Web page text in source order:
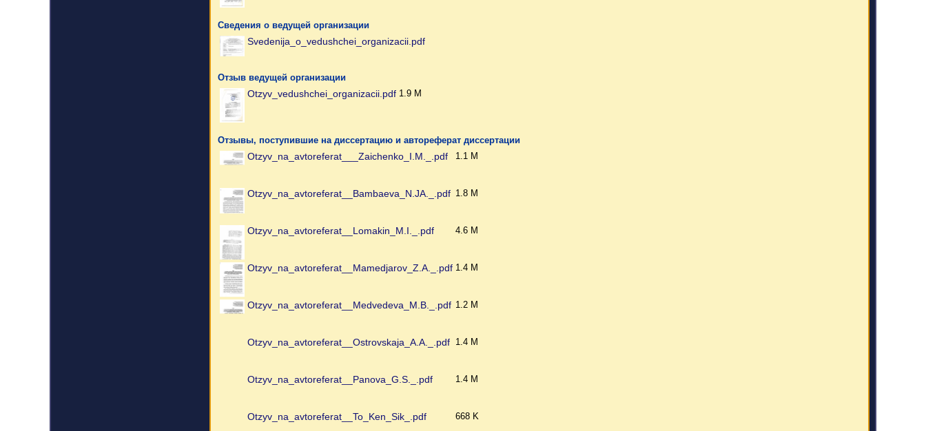
Сведения о ведущей организации
Svedenija_o_vedushchei_organizacii.pdf
Отзыв ведущей организации
Otzyv_vedushchei_organizacii.pdf 1.9 M
Отзывы, поступившие на диссертацию и автореферат диссертации
Otzyv_na_avtoreferat___Zaichenko_I.M._.pdf 1.1 M
Otzyv_na_avtoreferat__Bambaeva_N.JA._.pdf 1.8 M
Otzyv_na_avtoreferat__Lomakin_M.I._.pdf 4.6 M
Otzyv_na_avtoreferat__Mamedjarov_Z.A._.pdf 1.4 M
Otzyv_na_avtoreferat__Medvedeva_M.B._.pdf 1.2 M
Otzyv_na_avtoreferat__Ostrovskaja_A.A._.pdf 1.4 M
Otzyv_na_avtoreferat__Panova_G.S._.pdf 1.4 M
Otzyv_na_avtoreferat__To_Ken_Sik_.pdf 668 K